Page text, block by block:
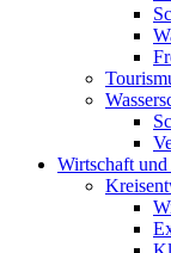
Wirtschaft